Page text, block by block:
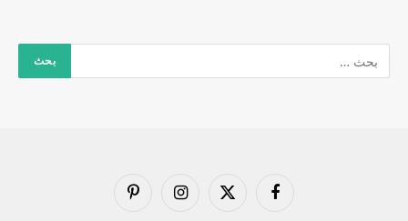
فيسبوك
X
الانستغرامبينتيريست